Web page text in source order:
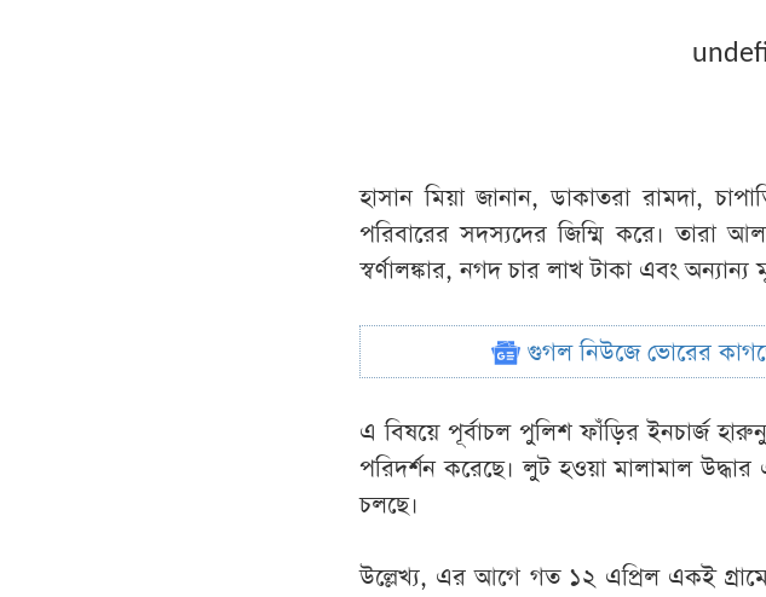
হাসান মিয়া জানান, ডাকাতরা রামদা,
পরিবারের সদস্যদের জিম্মি করে। তারা
স্বর্ণালঙ্কার, নগদ চার লাখ টাকা এবং
গুগল নিউজে ভোরের
এ বিষয়ে পূর্বাচল পুলিশ ফাঁড়ির ইনচার্জ
পরিদর্শন করেছে। লুট হওয়া মালামাল
চলছে।
উল্লেখ্য, এর আগে গত ১২ এপ্রিল একই